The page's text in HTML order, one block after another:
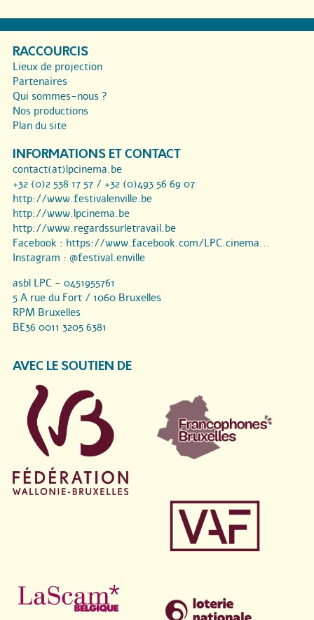
RACCOURCIS
Lieux de projection
Partenaires
Qui sommes-nous ?
Nos productions
Plan du site
INFORMATIONS ET CONTACT
contact(at)lpcinema.be
+32 (0)2 538 17 57 / +32 (0)493 56 69 07
http://www.festivalenville.be
http://www.lpcinema.be
http://www.regardssurletravail.be
Facebook : https://www.facebook.com/LPC.cinema...
Instagram : @festival.enville
asbl LPC - 0451955761
5 A rue du Fort / 1060 Bruxelles
RPM Bruxelles
BE36 0011 3205 6381
AVEC LE SOUTIEN DE